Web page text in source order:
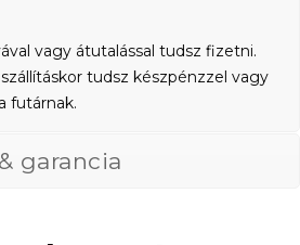
vagy átutalással tudsz fizetni.
tudsz készpénzzel vagy
futárnak.
garancia